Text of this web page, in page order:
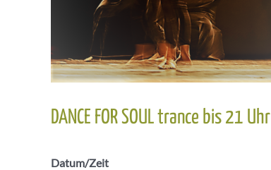
DANCE FOR SOUL trance bis 21 Uhr
Datum/Zeit